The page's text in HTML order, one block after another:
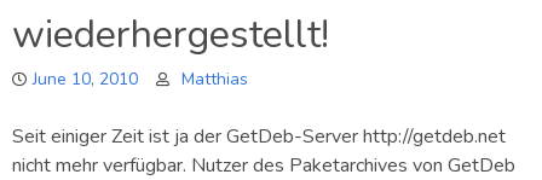
wiederhergestellt!
June 10, 2010 Matthias
Seit einiger Zeit ist ja der GetDeb-Server http://getdeb.net
nicht mehr verfügbar. Nutzer des Paketarchives von GetDeb